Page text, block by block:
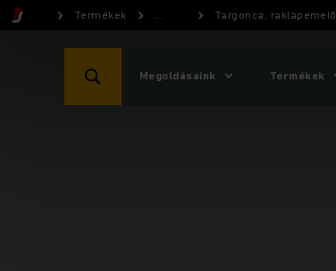
Termékek ... Targonca, raklapemelő
Megoldásaink Termékek